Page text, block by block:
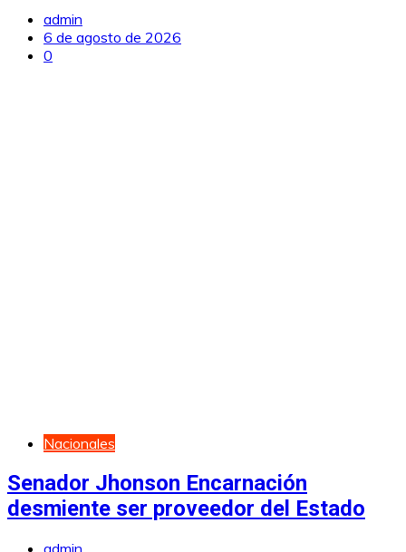
admin
6 de agosto de 2026
0
Nacionales
Senador Jhonson Encarnación
desmiente ser proveedor del Estado
admin